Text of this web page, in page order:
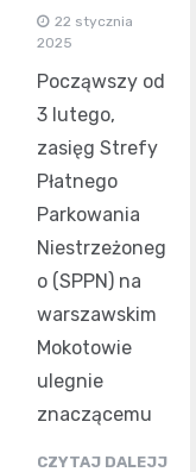
22 stycznia
2025
Począwszy od
3 lutego,
zasięg Strefy
Płatnego
Parkowania
Niestrzeżoneg
o (SPPN) na
warszawskim
Mokotowie
ulegnie
znaczącemu
CZYTAJ DALEJJ